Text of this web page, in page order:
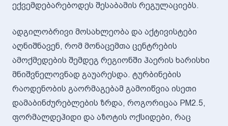
ექვემდებარებოდეს შესაბამის რეგულაციებს.
ადგილობრივი მოსახლეობა და აქტივისტები
აღნიშნავენ, რომ მონაცემთა ცენტრების
ამოქმედების შემდეგ რეგიონში ჰაერის ხარისხი
მნიშვნელოვნად გაუარესდა. ტურბინების
რაოდენობის გაორმაგებამ გამოიწვია ისეთი
დამაბინძურებლების ზრდა, როგორიცაა PM2.5,
ფორმალდეჰიდი და აზოტის ოქსიდები, რაც